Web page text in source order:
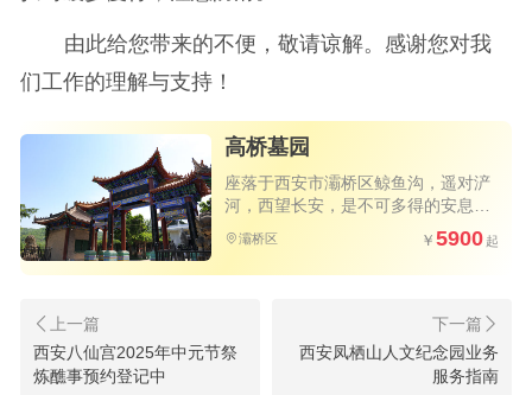
由此给您带来的不便，敬请谅解。感谢您对我
们工作的理解与支持！
高桥墓园
座落于西安市灞桥区鲸鱼沟，遥对浐
河，西望长安，是不可多得的安息福
地
灞桥区 5900
西安八仙宫2025年中元节祭
炼醮事预约登记中
西安凤栖山人文纪念园业务
服务指南
西安高桥墓园端午节遇上父亲节：预
约代客祭扫,让爱准时抵达